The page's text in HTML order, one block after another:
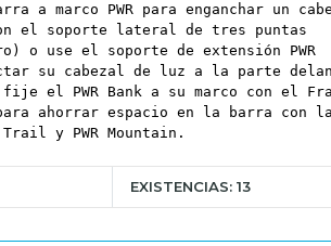
a marco PWR para enganchar un
el soporte lateral de tres puntas
o use el soporte de extensión PWR
su cabezal de luz a la parte
el PWR Bank a su marco con el
para ahorrar espacio en la barra con
y PWR Mountain.
EXISTENCIAS: 13